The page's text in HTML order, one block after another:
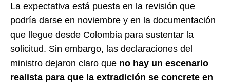
La expectativa está puesta en la revisión que
podría darse en noviembre y en la documentación
que llegue desde Colombia para sustentar la
solicitud. Sin embargo, las declaraciones del
ministro dejaron claro que no hay un escenario
realista para que la extradición se concrete en